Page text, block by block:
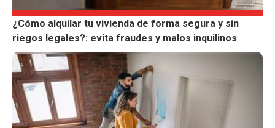
¿Cómo alquilar tu vivienda de forma segura y sin
riegos legales?: evita fraudes y malos inquilinos